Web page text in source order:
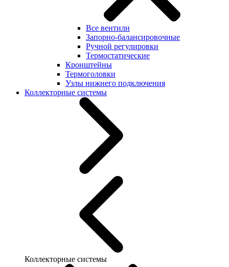
Все вентили
Запорно-балансировочные
Ручной регулировки
Термостатические
Кронштейны
Термоголовки
Узлы нижнего подключения
Коллекторные системы
Коллекторные системы